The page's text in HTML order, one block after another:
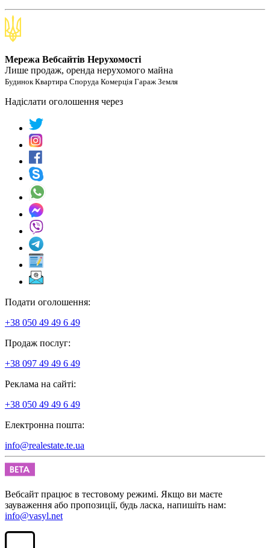
Мережа Вебсайтів Нерухомості
Лише продаж, оренда нерухомого майна
Будинок Квартира Споруда Комерція Гараж Земля
Надіслати оголошення через
Подати оголошення:
+38 050 49 49 6 49
Продаж послуг:
+38 097 49 49 6 49
Реклама на сайті:
+38 050 49 49 6 49
Електронна пошта:
info@realestate.te.ua
Вебсайт працює в тестовому режимі. Якщо ви маєте
зауваження або пропозиції, будь ласка, напишіть нам:
info@vasyl.net